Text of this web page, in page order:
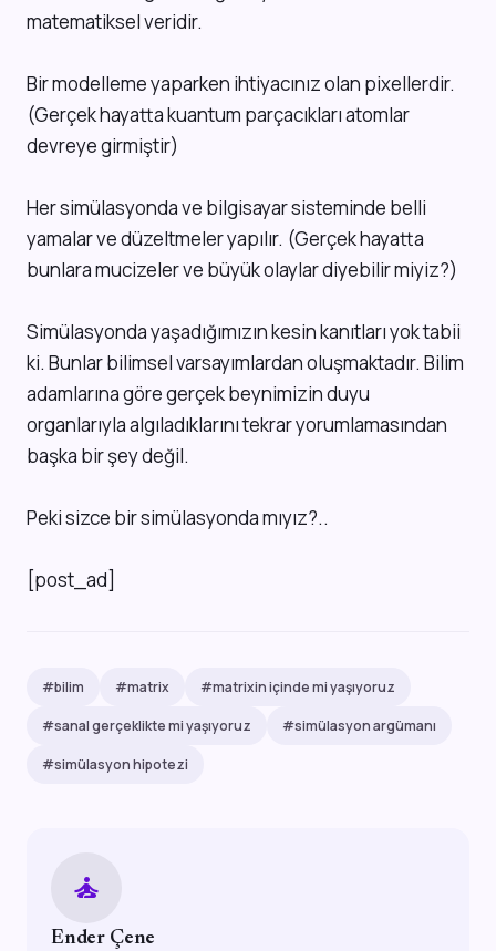
matematiksel veridir.
Bir modelleme yaparken ihtiyacınız olan pixellerdir.
(Gerçek hayatta kuantum parçacıkları atomlar
devreye girmiştir)
Her simülasyonda ve bilgisayar sisteminde belli
yamalar ve düzeltmeler yapılır. (Gerçek hayatta
bunlara mucizeler ve büyük olaylar diyebilir miyiz?)
Simülasyonda yaşadığımızın kesin kanıtları yok tabii
ki. Bunlar bilimsel varsayımlardan oluşmaktadır. Bilim
adamlarına göre gerçek beynimizin duyu
organlarıyla algıladıklarını tekrar yorumlamasından
başka bir şey değil.
Peki sizce bir simülasyonda mıyız?..
[post_ad]
#bilim #matrix #matrixin içinde mi yaşıyoruz
#sanal gerçeklikte mi yaşıyoruz #simülasyon argümanı
#simülasyon hipotezi
self_improvement
Ender Çene